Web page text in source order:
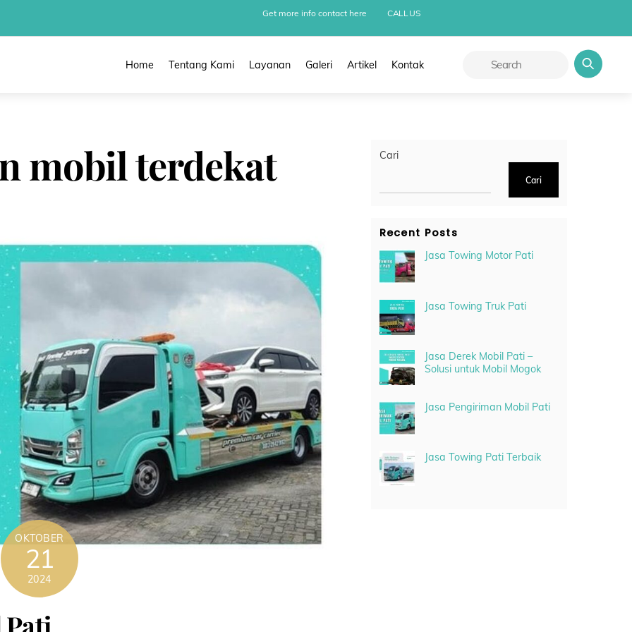
Get more info contact here CALL US
Home Tentang Kami Layanan Galeri Artikel Kontak
mobil terdekat
OKTOBER
21
2024
Pati
Cari
Cari
Recent Posts
Jasa Towing Motor Pati
Jasa Towing Truk Pati
Jasa Derek Mobil Pati –
Solusi untuk Mobil Mogok
Jasa Pengiriman Mobil Pati
Jasa Towing Pati Terbaik